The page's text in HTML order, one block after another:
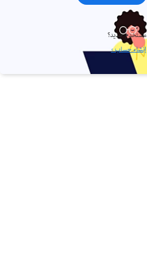
مستخدم جديد؟
إنشاء حساب ›